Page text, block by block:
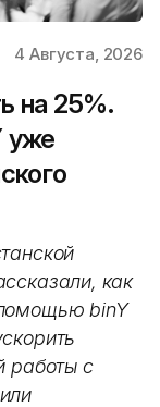
4 Августа, 2026
на 25%.
уже
как
binY
работы с